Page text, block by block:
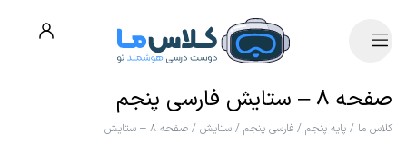
صفحه ۸ – ستایش فارسی پنجم
کلاس ما / پایه پنجم / فارسی پنجم / ستایش / صفحه ۸ – ستایش